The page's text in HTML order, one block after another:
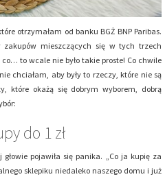
otrzymałam od banku BGŻ BNP Paribas.
zakupów mieszczących się w tych trzech
co… to wcale nie było takie proste! Co chwile
chciałam, aby były to rzeczy, które nie są
które okażą się dobrym wyborem, dobrą
do 1 zł
pojawiła się panika. „Co ja kupię za
sklepiku niedaleko naszego domu i już